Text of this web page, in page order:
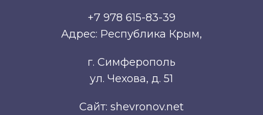
+7 978 615-83-39
Адрес: Республика Крым,
г. Симферополь
ул. Чехова, д. 51
Сайт: shevronov.net